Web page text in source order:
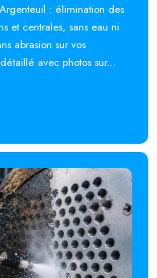
: élimination des
et centrales, sans eau ni
abrasion sur vos
avec photos sur...